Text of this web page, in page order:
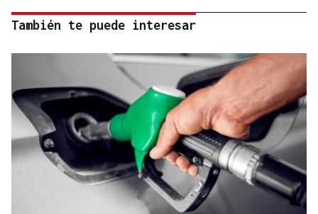
También te puede interesar